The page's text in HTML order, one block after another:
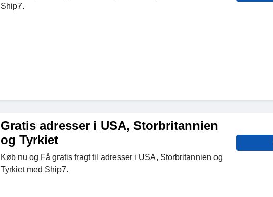
Ship7.
Gratis adresser i USA, Storbritannien
og Tyrkiet
Køb nu og Få gratis fragt til adresser i USA, Storbritannien og
Tyrkiet med Ship7.